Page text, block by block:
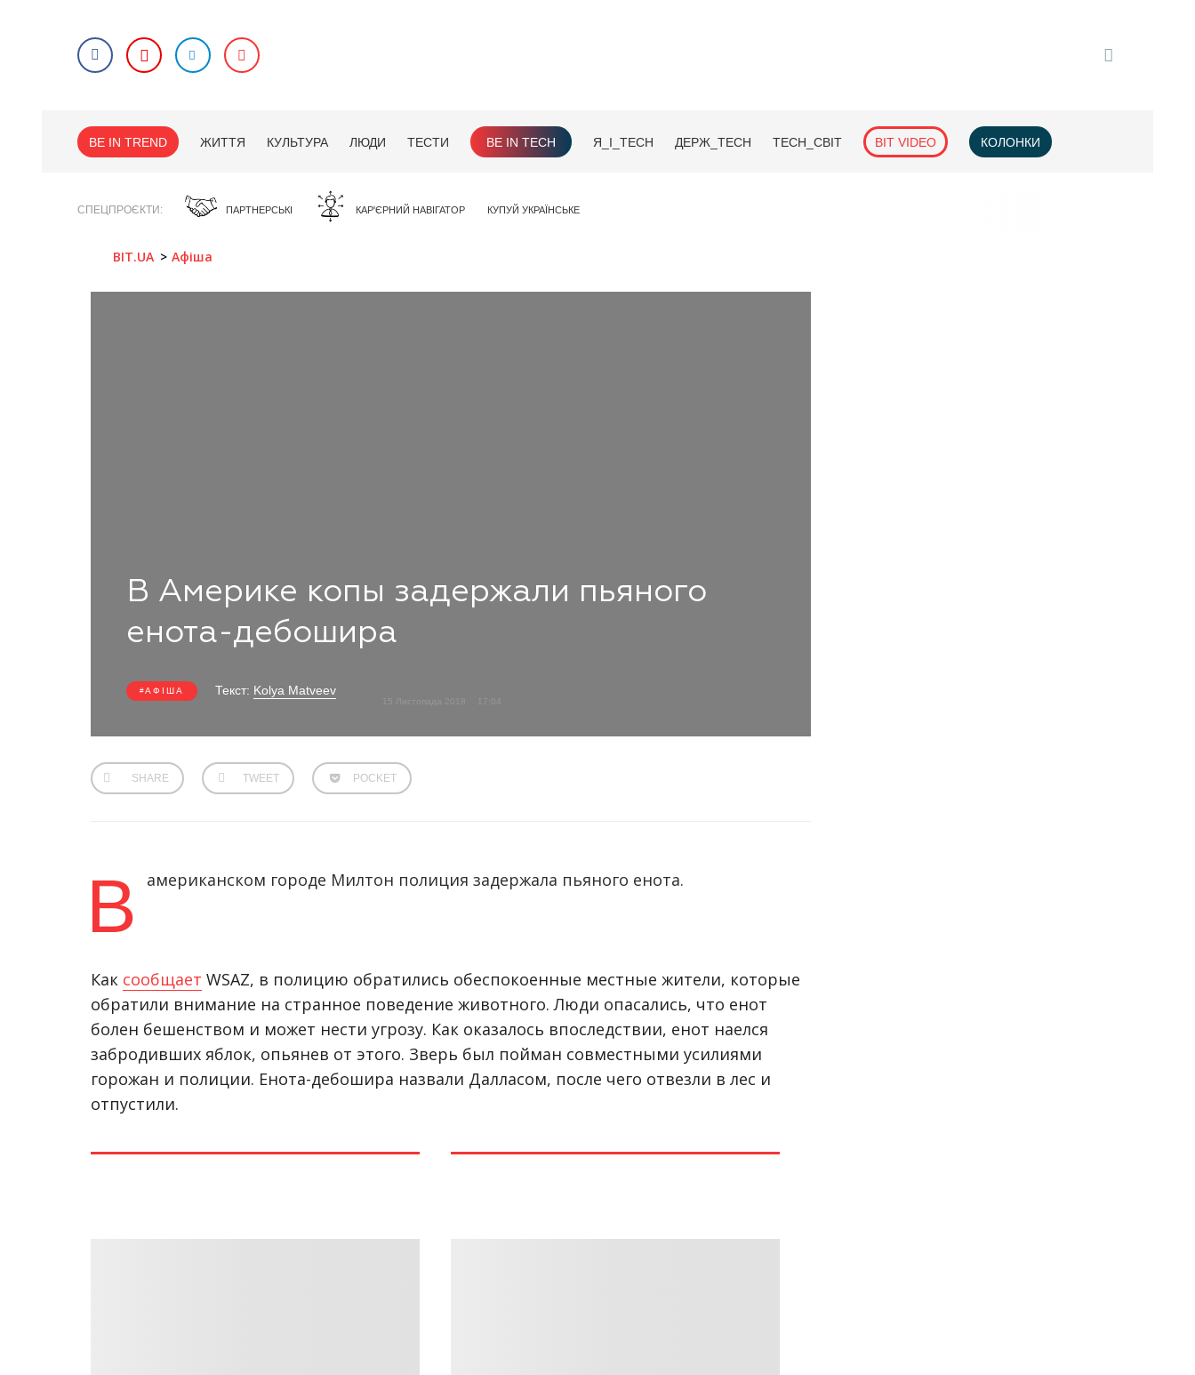
BE IN TREND ЖИТТЯ КУЛЬТУРА ЛЮДИ ТЕСТИ BE IN TECH Я_І_TECH ДЕРЖ_TECH TECH_СВІТ BIT VIDEO КОЛОНКИ
СПЕЦПРОЄКТИ ПАРТНЕРСЬКІ КАР'ЄРНИЙ НАВІГАТОР КУПУЙ УКРАЇНСЬКЕ
BIT.UA Афіша
В Америке копы задержали пьяного
енота-дебошира
АФІША Текст: Kolya Matveev
15 Листопада 2018 17:04
SHARE TWEET POCKET
В американском городе Милтон полиция задержала пьяного енота.
Как сообщает WSAZ, в полицию обратились обеспокоенные местные жители, которые
обратили внимание на странное поведение животного. Люди опасались, что енот
болен бешенством и может нести угрозу. Как оказалось впоследствии, енот наелся
забродивших яблок, опьянев от этого. Зверь был пойман совместными усилиями
горожан и полиции. Енота-дебошира назвали Далласом, после чего отвезли в лес и
отпустили.